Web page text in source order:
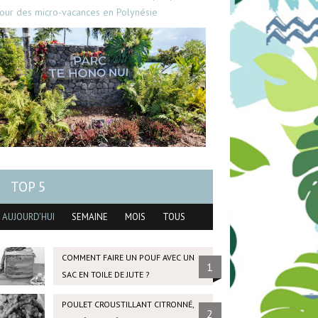
des micro-vacances en Polynésie
TOP 5
AUJOURD'HUI SEMAINE MOIS TOUS
COMMENT FAIRE UN POUF AVEC UN
SAC EN TOILE DE JUTE ?
1
POULET CROUSTILLANT CITRONNÉ,
2